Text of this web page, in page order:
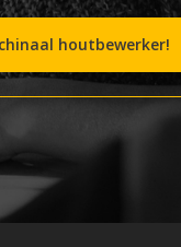
houtbewerker!